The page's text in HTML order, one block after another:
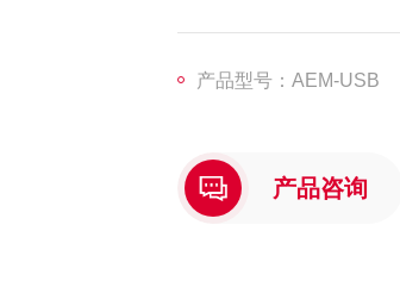
产品型号：AEM-USB
产品咨询